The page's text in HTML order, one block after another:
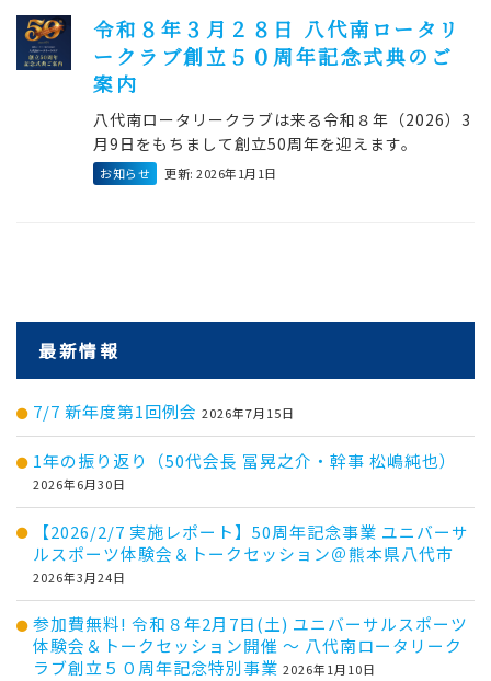
令和８年３月２８日 八代南ロータリ
ークラブ創立５０周年記念式典のご
案内
八代南ロータリークラブは来る令和８年（2026）3
月9日をもちまして創立50周年を迎えます。
お知らせ 更新: 2026年1月1日
最新情報
7/7 新年度第1回例会 2026年7月15日
1年の振り返り（50代会長 冨晃之介・幹事 松嶋純也）
2026年6月30日
【2026/2/7 実施レポート】50周年記念事業 ユニバーサ
ルスポーツ体験会＆トークセッション＠熊本県八代市
2026年3月24日
参加費無料! 令和８年2月7日(土) ユニバーサルスポーツ
体験会＆トークセッション開催 ～ 八代南ロータリーク
ラブ創立５０周年記念特別事業 2026年1月10日